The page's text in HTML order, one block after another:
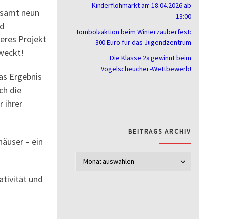
neun
Projekt
Ergebnis
die
ihrer
– ein
und
Kinderflohmarkt am 18.04.2026 ab
13:00
Tombolaaktion beim Winterzauberfest:
300 Euro für das Jugendzentrum
Die Klasse 2a gewinnt beim
Vogelscheuchen-Wettbewerb!
BEITRAGS ARCHIV